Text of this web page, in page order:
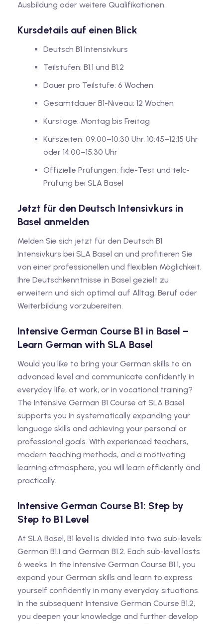
Ausbildung oder weitere Qualifikationen.
Kursdetails auf einen Blick
Deutsch B1 Intensivkurs
Teilstufen: B1.1 und B1.2
Dauer pro Teilstufe: 6 Wochen
Gesamtdauer B1-Niveau: 12 Wochen
Kurstage: Montag bis Freitag
Kurszeiten: 09:00–10:30 Uhr, 10:45–12:15 Uhr
oder 14:00–15:30 Uhr
Offizielle Prüfungen: fide-Test und telc-
Prüfung bei SLA Basel
Jetzt für den Deutsch Intensivkurs in
Basel anmelden
Melden Sie sich jetzt für den Deutsch B1
Intensivkurs bei SLA Basel an und profitieren Sie
von einer professionellen und flexiblen Möglichkeit,
Ihre Deutschkenntnisse in Basel gezielt zu
erweitern und sich optimal auf Alltag, Beruf oder
Weiterbildung vorzubereiten.
Intensive German Course B1 in Basel –
Learn German with SLA Basel
Would you like to bring your German skills to an
advanced level and communicate confidently in
everyday life, at work, or in vocational training?
The Intensive German B1 Course at SLA Basel
supports you in systematically expanding your
language skills and achieving your personal or
professional goals. With experienced teachers,
modern teaching methods, and a motivating
learning atmosphere, you will learn efficiently and
practically.
Intensive German Course B1: Step by
Step to B1 Level
At SLA Basel, B1 level is divided into two sub-levels:
German B1.1 and German B1.2. Each sub-level lasts
6 weeks. In the Intensive German Course B1.1, you
expand your German skills and learn to express
yourself confidently in many everyday situations.
In the subsequent Intensive German Course B1.2,
you deepen your knowledge and further develop